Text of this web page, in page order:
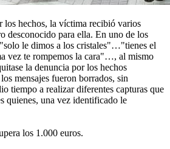
los hechos, la víctima recibió varios
desconocido para ella. En uno de los
le dimos a los cristales"…"tienes el
vez te rompemos la cara"…, al mismo
la denuncia por los hechos
mensajes fueron borrados, sin
tiempo a realizar diferentes capturas que
quienes, una vez identificado le
los 1.000 euros.